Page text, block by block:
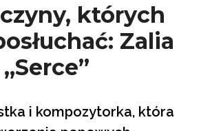
których
Zalia
„Serce”
i kompozytorka, która